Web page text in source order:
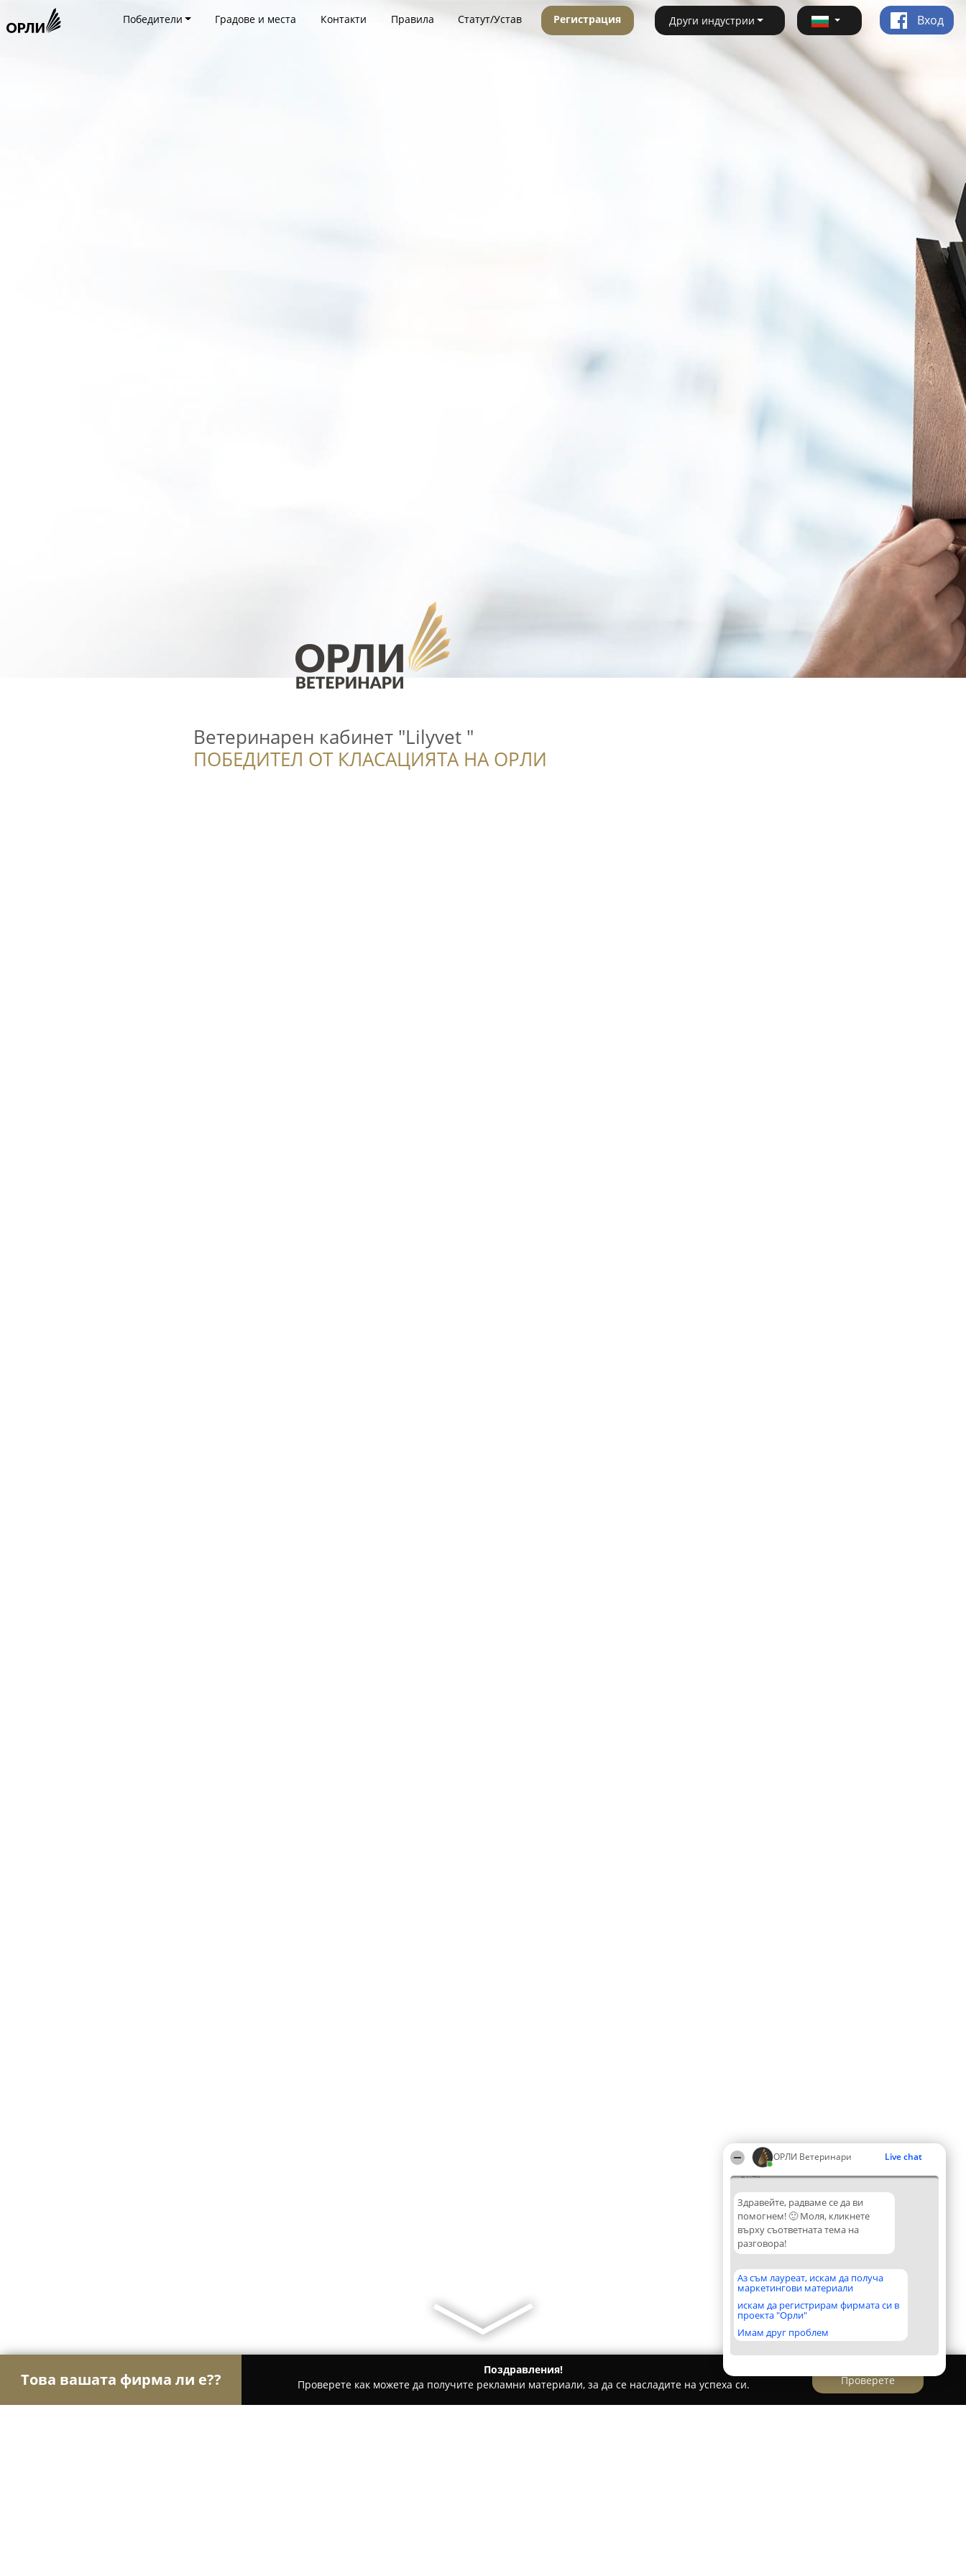
ОРЛИ Ветеринари Live chat
21:48
Здравейте, радваме се да ви
помогнем! 🙂 Моля, кликнете
върху съответната тема на
разговора!
Аз съм лауреат, искам да получа
маркетингови материали
искам да регистрирам фирмата си в
проекта "Орли"
Имам друг проблем
Победители Градове и места Контакти Правила Статут/Устав Регистрация Други индустрии Вход
Ветеринарен кабинет "Lilyvet "
ПОБЕДИТЕЛ ОТ КЛАСАЦИЯТА НА ОРЛИ
Това вашата фирма ли е??
Поздравления!
Проверете как можете да получите рекламни материали, за да се насладите на успеха си.
Проверете